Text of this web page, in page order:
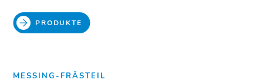
PRODUKTE
MESSING-FRÄSTEIL